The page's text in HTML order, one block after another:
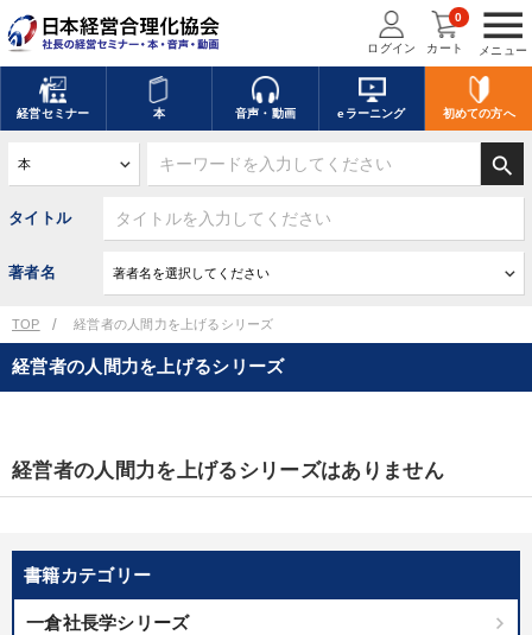
menu
メニュー
ログイン カート
0
経営セミナー 本 音声・動画 eラーニング 初めての方へ
search
タイトル
著者名
TOP 経営者の人間力を上げるシリーズ
書籍カテゴリー
一倉社長学シリーズ
経営者の人間力を上げるシリーズ
経営者の人間力を上げるシリーズはありません